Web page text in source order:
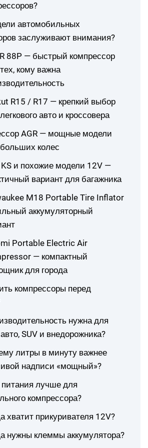
автомобильных
заслуживают внимания?
88P — быстрый компрессор
кому важна
R15 / R17 — крепкий выбор
авто и кроссовера
AGR — мощные модели
колес
KS и похожие модели 12V —
вариант для багажника
M18 Portable Tire Inflator
аккумуляторный
Portable Electric Air
— компактный
для города
компрессоры перед
нужна для
авто, SUV и внедорожника?
литры в минуту важнее
надписи «мощный»?
питания лучше для
компрессора?
хватит прикуривателя 12V?
нужны клеммы аккумулятора?